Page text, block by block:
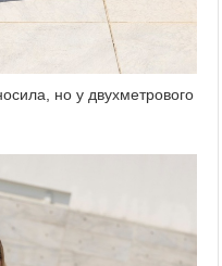
но у двухметрового